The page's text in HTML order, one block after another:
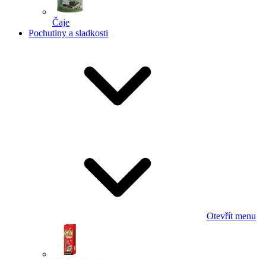
Čaje
Pochutiny a sladkosti
Otevřít menu